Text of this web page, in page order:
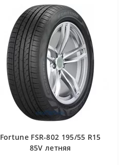
Fortune FSR-802 195/55 R15
85V летняя